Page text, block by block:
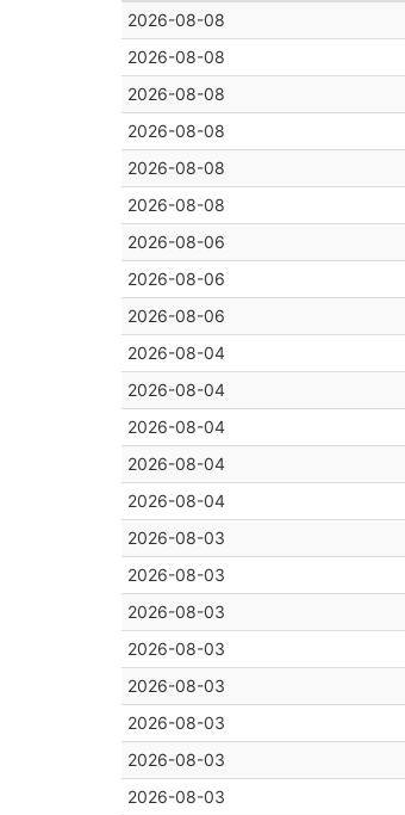
2026-08-08
2026-08-08
2026-08-08
2026-08-08
2026-08-08
2026-08-08
2026-08-06
2026-08-06
2026-08-06
2026-08-04
2026-08-04
2026-08-04
2026-08-04
2026-08-04
2026-08-03
2026-08-03
2026-08-03
2026-08-03
2026-08-03
2026-08-03
2026-08-03
2026-08-03